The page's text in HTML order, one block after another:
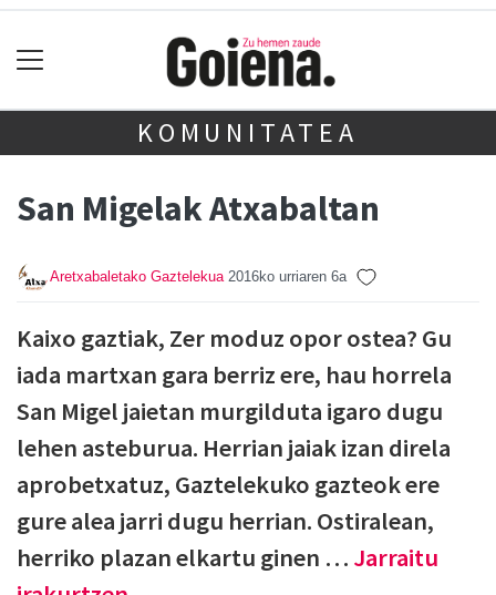
KOMUNITATEA
San Migelak Atxabaltan
Aretxabaletako Gaztelekua 2016ko urriaren 6a
Kaixo gaztiak, Zer moduz opor ostea? Gu
iada martxan gara berriz ere, hau horrela
San Migel jaietan murgilduta igaro dugu
lehen asteburua. Herrian jaiak izan direla
aprobetxatuz, Gaztelekuko gazteok ere
gure alea jarri dugu herrian. Ostiralean,
herriko plazan elkartu ginen … Jarraitu